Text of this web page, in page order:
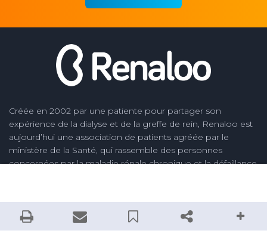
Créée en 2002 par une patiente pour partager son
expérience de la dialyse et de la greffe de rein, Renaloo est
aujourd’hui une association de patients agréée par le
ministère de la Santé, qui rassemble des personnes
concernées par la maladie rénale chronique et la défaillance
de suppléance que sont la transplantation rénale et la
dialyse, soutenir et accompagner les patients et leurs
proches, défendre leurs droits, porter leurs voix, améliorer la